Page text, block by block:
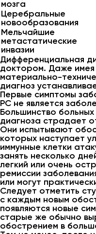
мозга
Церебральные
новообразования
Мельчайшие
метастатические
инвазии
Дифференциальная
доктором. Даже
материально-
диагноз
Первые симптомы
PC не является
Большинство
диагноза страдает
Они испытывают
которых наступает
иммунные клетки
занять несколько
легкий или очень
ремиссии
или могут
Следует отметить
с каждым новым
появляются новые
старые же обычно
обострением в